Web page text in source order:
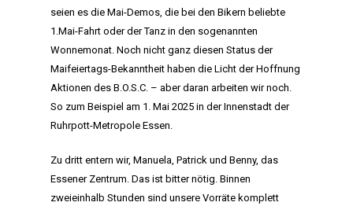
seien es die Mai-Demos, die bei den Bikern beliebte
1.Mai-Fahrt oder der Tanz in den sogenannten
Wonnemonat. Noch nicht ganz diesen Status der
Maifeiertags-Bekanntheit haben die Licht der Hoffnung
Aktionen des B.O.S.C. – aber daran arbeiten wir noch.
So zum Beispiel am 1. Mai 2025 in der Innenstadt der
Ruhrpott-Metropole Essen.
Zu dritt entern wir, Manuela, Patrick und Benny, das
Essener Zentrum. Das ist bitter nötig. Binnen
zweieinhalb Stunden sind unsere Vorräte komplett